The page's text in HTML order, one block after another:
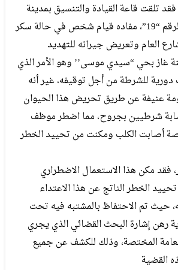
تلقت قاعة القيادة والتنسيق بمدينة
سلا نداء نجدة عبر الرقم “19”، مفاده قيام شخص في حالة سكر
العام وتعريض جيرانه للتهديد
غاز بحي “سيدي موسى’’ وهو الأمر الذي
للشرطة من أجل توقيفه، غير أنه
عنيفة عن طريق تحريض هذا الحيوان
شرطيين بجروح، مما اضطر موظف
أصابت الكلب ومكنت من تحييد الخطر
مكن هذا الاستعمال الاضطراري
الخطر الناتج عن هذا الاعتداء
حيث تم الاحتفاظ بالمشتبه فيه تحت
رهن إشارة البحث القضائي الذي يجري
المختصة، وذلك للكشف عن جميع
القضية